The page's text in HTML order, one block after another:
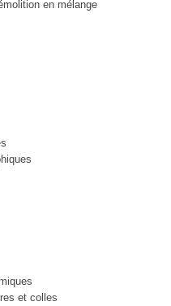
en mélange
et colles